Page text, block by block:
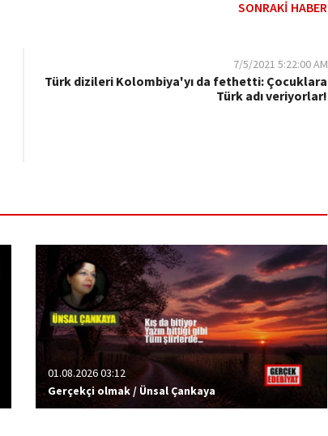
SONRAKİ HABER
7/5/2021 5:22:00 AM
Türk dizileri Kolombiya'yı da fethetti: Çocuklara
Türk adı veriyorlar!
01.08.2026 03:12
Gerçekçi olmak / Ünsal Çankaya